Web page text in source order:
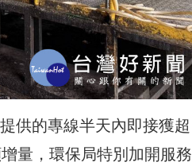
供的專線半天內即接獲超
量，環保局特別加開服務